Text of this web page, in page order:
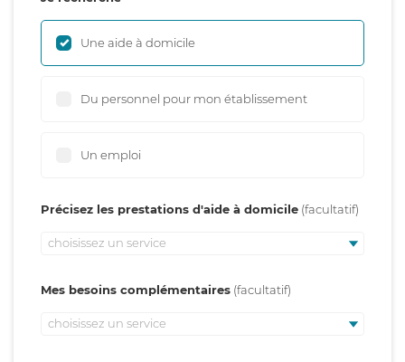
Une aide à domicile
Du personnel pour mon établissement
Un emploi
Précisez les prestations d'aide à domicile
choisissez un service
Mes besoins complémentaires
choisissez un service